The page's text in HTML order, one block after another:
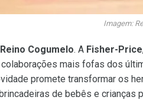
Imagem:
Reino Cogumelo. A Fisher-Price
colaborações mais fofas dos
promete transformar os
de bebês e crianças